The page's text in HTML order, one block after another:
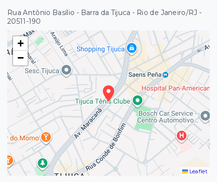
Rua Antônio Basílio - Barra da Tijuca - Rio de Janeiro/RJ -
20511-190
+
−
Leaflet